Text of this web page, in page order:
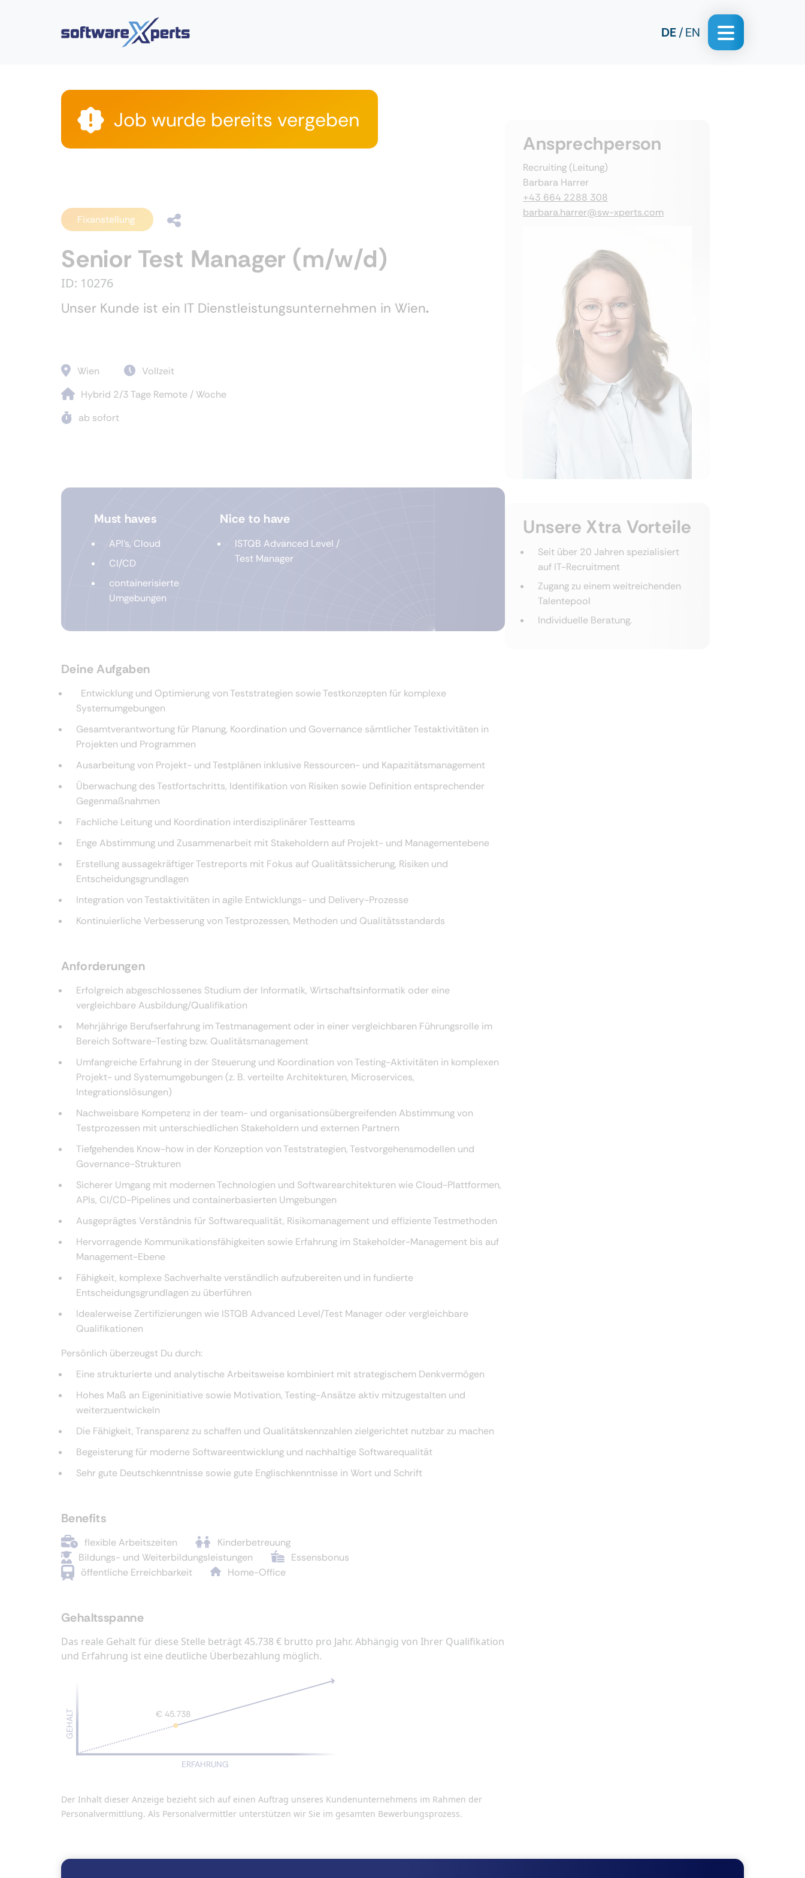
DE EN
Job wurde bereits vergeben
Fixanstellung
Senior Test Manager (m/w/d)
ID: 10276
Unser Kunde ist ein IT Dienstleistungsunternehmen in Wien.
Wien
Vollzeit
Hybrid 2/3 Tage Remote / Woche
ab sofort
Must haves
API's, Cloud
CI/CD
containerisierte
Umgebungen
Nice to have
ISTQB Advanced Level /
Test Manager
Deine Aufgaben
Entwicklung und Optimierung von Teststrategien sowie Testkonzepten für komplexe
Systemumgebungen
Gesamtverantwortung für Planung, Koordination und Governance sämtlicher Testaktivitäten in
Projekten und Programmen
Ausarbeitung von Projekt- und Testplänen inklusive Ressourcen- und Kapazitätsmanagement
Überwachung des Testfortschritts, Identifikation von Risiken sowie Definition entsprechender
Gegenmaßnahmen
Fachliche Leitung und Koordination interdisziplinärer Testteams
Enge Abstimmung und Zusammenarbeit mit Stakeholdern auf Projekt- und Managementebene
Erstellung aussagekräftiger Testreports mit Fokus auf Qualitätssicherung, Risiken und
Entscheidungsgrundlagen
Integration von Testaktivitäten in agile Entwicklungs- und Delivery-Prozesse
Kontinuierliche Verbesserung von Testprozessen, Methoden und Qualitätsstandards
Anforderungen
Erfolgreich abgeschlossenes Studium der Informatik, Wirtschaftsinformatik oder eine
vergleichbare Ausbildung/Qualifikation
Mehrjährige Berufserfahrung im Testmanagement oder in einer vergleichbaren Führungsrolle im
Bereich Software-Testing bzw. Qualitätsmanagement
Umfangreiche Erfahrung in der Steuerung und Koordination von Testing-Aktivitäten in komplexen
Projekt- und Systemumgebungen (z. B. verteilte Architekturen, Microservices,
Integrationslösungen)
Nachweisbare Kompetenz in der team- und organisationsübergreifenden Abstimmung von
Testprozessen mit unterschiedlichen Stakeholdern und externen Partnern
Tiefgehendes Know-how in der Konzeption von Teststrategien, Testvorgehensmodellen und
Governance-Strukturen
Sicherer Umgang mit modernen Technologien und Softwarearchitekturen wie Cloud-Plattformen,
APIs, CI/CD-Pipelines und containerbasierten Umgebungen
Ausgeprägtes Verständnis für Softwarequalität, Risikomanagement und effiziente Testmethoden
Hervorragende Kommunikationsfähigkeiten sowie Erfahrung im Stakeholder-Management bis auf
Management-Ebene
Fähigkeit, komplexe Sachverhalte verständlich aufzubereiten und in fundierte
Entscheidungsgrundlagen zu überführen
Idealerweise Zertifizierungen wie ISTQB Advanced Level/Test Manager oder vergleichbare
Qualifikationen
Persönlich überzeugst Du durch:
Eine strukturierte und analytische Arbeitsweise kombiniert mit strategischem Denkvermögen
Hohes Maß an Eigeninitiative sowie Motivation, Testing-Ansätze aktiv mitzugestalten und
weiterzuentwickeln
Die Fähigkeit, Transparenz zu schaffen und Qualitätskennzahlen zielgerichtet nutzbar zu machen
Begeisterung für moderne Softwareentwicklung und nachhaltige Softwarequalität
Sehr gute Deutschkenntnisse sowie gute Englischkenntnisse in Wort und Schrift
Benefits
flexible Arbeitszeiten
Kinderbetreuung
Bildungs- und Weiterbildungsleistungen
Essensbonus
öffentliche Erreichbarkeit
Home-Office
Gehaltsspanne
Das reale Gehalt für diese Stelle beträgt 45.738 € brutto pro Jahr. Abhängig von Ihrer Qualifikation
und Erfahrung ist eine deutliche Überbezahlung möglich.
GEHALT
ERFAHRUNG
€ 45.738
Der Inhalt dieser Anzeige bezieht sich auf einen Auftrag unseres Kundenunternehmens im Rahmen der
Personalvermittlung. Als Personalvermittler unterstützen wir Sie im gesamten Bewerbungsprozess.
Ansprechperson
Recruiting (Leitung)
Barbara Harrer
+43 664 2288 308
barbara.harrer@sw-xperts.com
Unsere Xtra Vorteile
Seit über 20 Jahren spezialisiert
auf IT-Recruitment
Zugang zu einem weitreichenden
Talentepool
Individuelle Beratung.